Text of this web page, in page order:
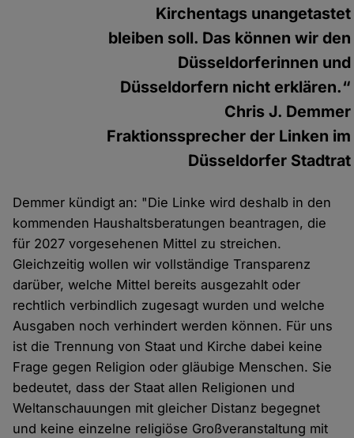
Kirchentags unangetastet
bleiben soll. Das können wir den
Düsseldorferinnen und
Düsseldorfern nicht erklären.“
Chris J. Demmer
Fraktionssprecher der Linken im
Düsseldorfer Stadtrat
Demmer kündigt an: "Die Linke wird deshalb in den
kommenden Haushaltsberatungen beantragen, die
für 2027 vorgesehenen Mittel zu streichen.
Gleichzeitig wollen wir vollständige Transparenz
darüber, welche Mittel bereits ausgezahlt oder
rechtlich verbindlich zugesagt wurden und welche
Ausgaben noch verhindert werden können. Für uns
ist die Trennung von Staat und Kirche dabei keine
Frage gegen Religion oder gläubige Menschen. Sie
bedeutet, dass der Staat allen Religionen und
Weltanschauungen mit gleicher Distanz begegnet
und keine einzelne religiöse Großveranstaltung mit